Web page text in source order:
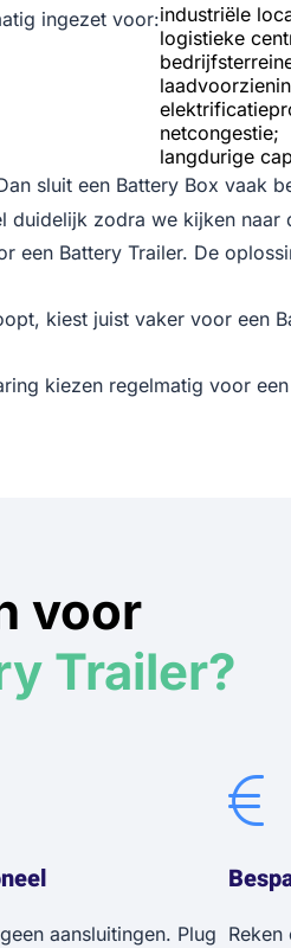
ingezet voor:industriële
logistieke
netcongestie;
langdurige
sluit een Battery Box vaak
duidelijk zodra we kijken naar
een Battery Trailer. De
kiest juist vaker voor een
kiezen regelmatig voor
voor
Trailer?
aansluitingen. Plug